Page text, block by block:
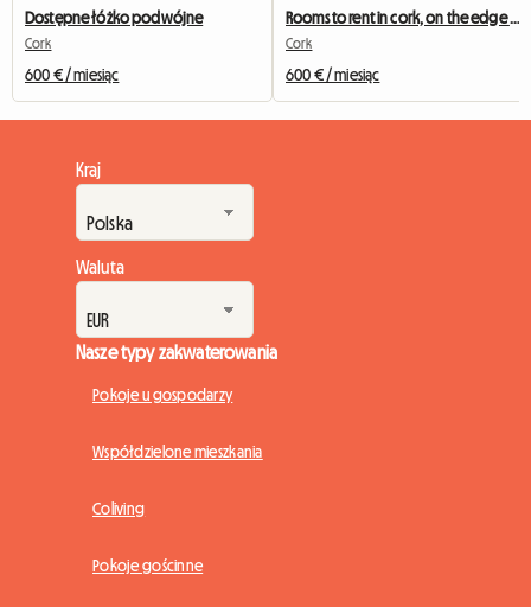
Dostępne łóżko podwójne
Cork
600 € / miesiąc
Cork
600 € / miesiąc
Kraj
Waluta
Nasze typy zakwaterowania
Pokoje u gospodarzy
Współdzielone mieszkania
Coliving
Pokoje gościnne